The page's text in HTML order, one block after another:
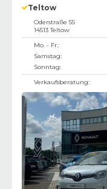
Teltow
Oderstraße 55
14513 Teltow
Mo. - Fr.:
Samstag:
Sonntag:
Verkaufsberatung: